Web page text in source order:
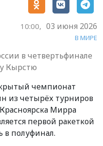
10:00, 03 июня 2026
В МИРЕ
в четвертьфинале
Кырстю
чемпионат
из четырёх турниров
Мирра
первой ракеткой
в полуфинал.